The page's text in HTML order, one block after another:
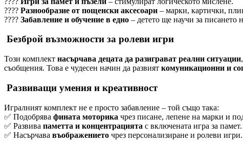
???? Разнообразие от пощенски аксесоари – марки, картички,
???? Забавление и обучение в едно – детето ще научи за писането
Безброй възможности за ролеви игри
Този комплект насърчава децата да разиграват реални ситуации
съобщения. Това е чудесен начин да развият комуникационни и
Развиващи умения и креативност
Игралният комплект не е просто забавление – той също така:
✅ Подобрява фината моторика чрез писане, лепене на марки и
✅ Развива паметта и концентрацията с включената игра за памет.
✅ Насърчава въображението чрез персонализиране и ролеви игри.